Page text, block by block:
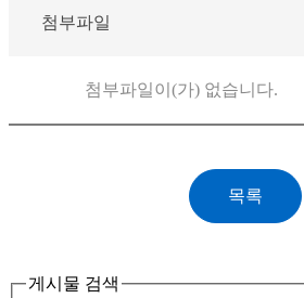
첨부파일
첨부파일이(가) 없습니다.
게시물 검색